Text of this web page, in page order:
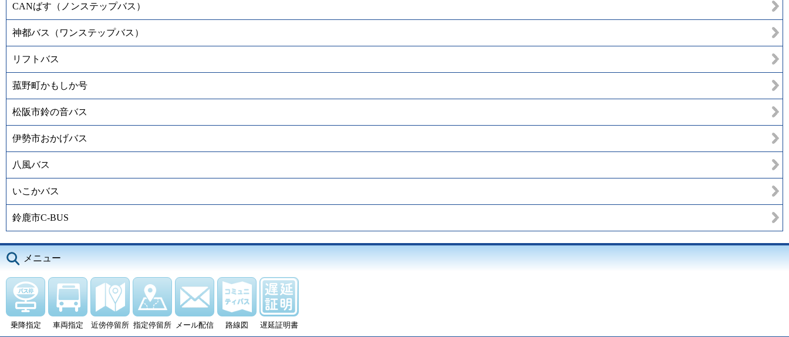
CANばす（ノンステップバス）
神都バス（ワンステップバス）
リフトバス
菰野町かもしか号
松阪市鈴の音バス
伊勢市おかげバス
八風バス
いこかバス
鈴鹿市C-BUS
メニュー
乗降指定 車両指定 近傍停留所 指定停留所 メール配信 路線図 遅延証明書